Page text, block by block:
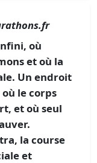
où
et où la
Un endroit
le corps
et où seul
la course
et